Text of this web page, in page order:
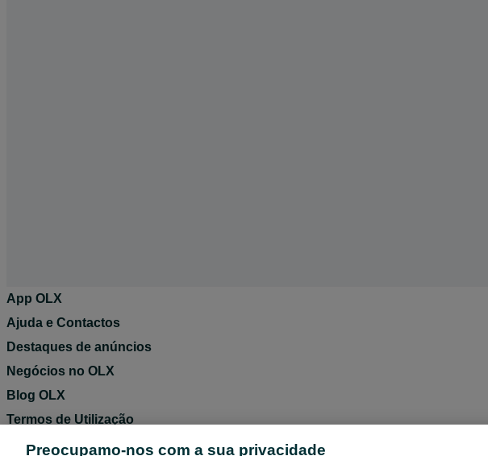
App OLX
Ajuda e Contactos
Destaques de anúncios
Negócios no OLX
Blog OLX
Termos de Utilização
Política de Privacidade
Preocupamo-nos com a sua privacidade